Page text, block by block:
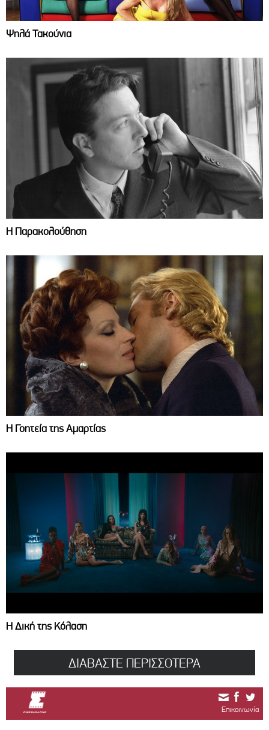
Ψηλά Τακούνια
Η Παρακολούθηση
Η Γοητεία της Αμαρτίας
Η Δική της Κόλαση
ΔΙΑΒΑΣΤΕ ΠΕΡΙΣΣΟΤΕΡΑ
Επικοινωνία